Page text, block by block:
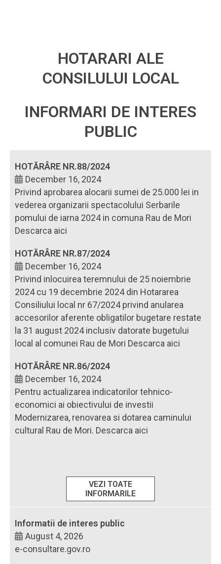
HOTARARI ALE
CONSILULUI LOCAL
INFORMARI DE INTERES
PUBLIC
HOTĂRÂRE NR.88/2024
December 16, 2024
Privind aprobarea alocarii sumei de 25.000 lei in
vederea organizarii spectacolului Serbarile
pomului de iarna 2024 in comuna Rau de Mori
Descarca aici
HOTĂRÂRE NR.87/2024
December 16, 2024
Privind inlocuirea teremnului de 25 noiembrie
2024 cu 19 decembrie 2024 din Hotararea
Consiliului local nr 67/2024 privind anularea
accesorilor aferente obligatilor bugetare restate
la 31 august 2024 inclusiv datorate bugetului
local al comunei Rau de Mori Descarca aici
HOTĂRÂRE NR.86/2024
December 16, 2024
Pentru actualizarea indicatorilor tehnico-
economici ai obiectivului de investii
Modernizarea, renovarea si dotarea caminului
cultural Rau de Mori. Descarca aici
VEZI TOATE
INFORMARILE
Informatii de interes public
August 4, 2026
e-consultare.gov.ro